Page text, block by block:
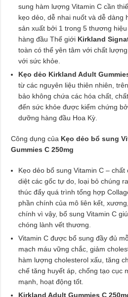
sung hàm lượng Vitamin C cần
kẹo dẻo, dễ nhai nuốt và dễ dàng
sản xuất bởi 1 trong 5 thương
hàng đầu Thế giới Kirkland
toàn có thể yên tâm với chất
với sức khỏe.
Kẹo dẻo Kirkland Adult
từ các nguyên liệu thiên nhiên,
bảo không chứa các hóa chất,
đến sức khỏe được kiểm chứng
dưỡng hàng đầu Hoa Kỳ.
Công dụng của Kẹo dẻo bổ sung
Gummies C 250mg
Kẹo dẻo bổ sung Vitamin C –
diệt các gốc tự do, loại bỏ chúng
thúc đẩy quá trình tổng hợp
phần chính của mô liên kết,
chính vì vậy, bổ sung Vitamin C
chóng lành vết thương.
Vitamin C được bổ sung đầy đủ
mạch máu vững chắc, giảm
hàm lượng cholesterol xấu, tăng
chế tăng huyết áp, chống tạo cục
mạnh, hoạt động tốt.
Kirkland Adult Gummies C